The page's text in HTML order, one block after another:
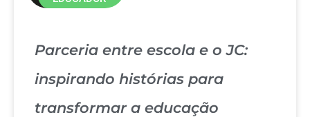
Parceria entre escola e o JC:
inspirando histórias para
transformar a educação